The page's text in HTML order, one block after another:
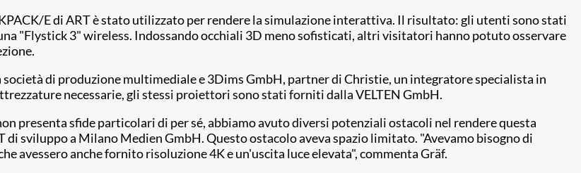
E di ART è stato utilizzato per rendere la simulazione interattiva. Il risultato: gli utenti sono stati
"Flystick 3" wireless. Indossando occhiali 3D meno sofisticati, altri visitatori hanno potuto osservare
di produzione multimediale e 3Dims GmbH, partner di Christie, un integratore specialista in
necessarie, gli stessi proiettori sono stati forniti dalla VELTEN GmbH.
presenta sfide particolari di per sé, abbiamo avuto diversi potenziali ostacoli nel rendere questa
di sviluppo a Milano Medien GmbH. Questo ostacolo aveva spazio limitato. "Avevamo bisogno di
avessero anche fornito risoluzione 4K e un'uscita luce elevata", commenta Gräf.